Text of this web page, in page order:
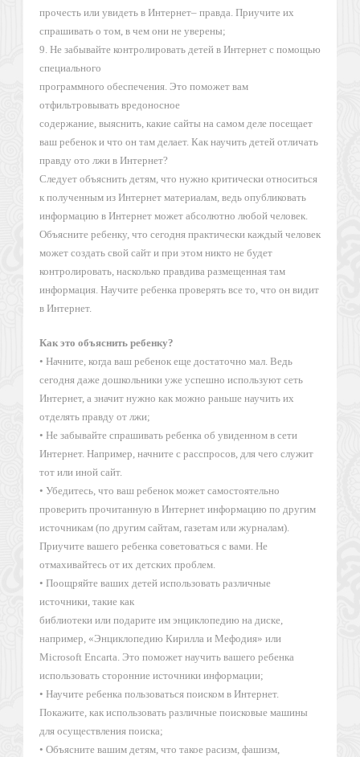
прочесть или увидеть в Интернет– правда. Приучите их
спрашивать о том, в чем они не уверены;
9. Не забывайте контролировать детей в Интернет с помощью
специального
программного обеспечения. Это поможет вам
отфильтровывать вредоносное
содержание, выяснить, какие сайты на самом деле посещает
ваш ребенок и что он там делает. Как научить детей отличать
правду ото лжи в Интернет?
Следует объяснить детям, что нужно критически относиться
к полученным из Интернет материалам, ведь опубликовать
информацию в Интернет может абсолютно любой человек.
Объясните ребенку, что сегодня практически каждый человек
может создать свой сайт и при этом никто не будет
контролировать, насколько правдива размещенная там
информация. Научите ребенка проверять все то, что он видит
в Интернет.
Как это объяснить ребенку?
• Начните, когда ваш ребенок еще достаточно мал. Ведь
сегодня даже дошкольники уже успешно используют сеть
Интернет, а значит нужно как можно раньше научить их
отделять правду от лжи;
• Не забывайте спрашивать ребенка об увиденном в сети
Интернет. Например, начните с расспросов, для чего служит
тот или иной сайт.
• Убедитесь, что ваш ребенок может самостоятельно
проверить прочитанную в Интернет информацию по другим
источникам (по другим сайтам, газетам или журналам).
Приучите вашего ребенка советоваться с вами. Не
отмахивайтесь от их детских проблем.
• Поощряйте ваших детей использовать различные
источники, такие как
библиотеки или подарите им энциклопедию на диске,
например, «Энциклопедию Кирилла и Мефодия» или
Microsoft Encarta. Это поможет научить вашего ребенка
использовать сторонние источники информации;
• Научите ребенка пользоваться поиском в Интернет.
Покажите, как использовать различные поисковые машины
для осуществления поиска;
• Объясните вашим детям, что такое расизм, фашизм,